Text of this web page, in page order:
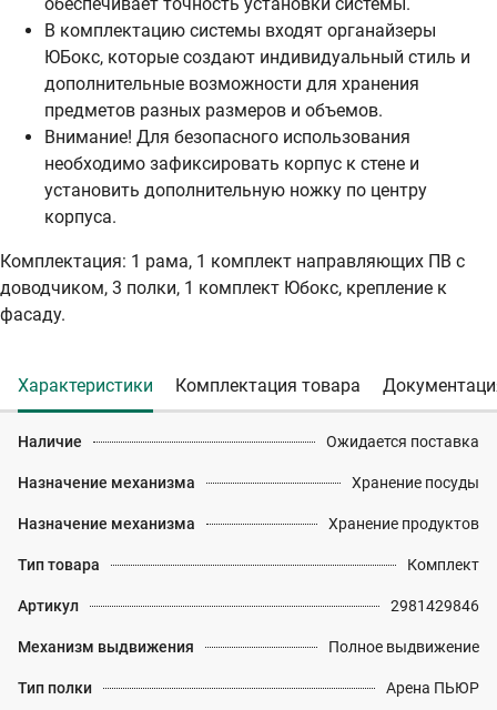
В комплектацию системы входят органайзеры
ЮБокс, которые создают индивидуальный стиль и
дополнительные возможности для хранения
предметов разных размеров и объемов.
Внимание! Для безопасного использования
необходимо зафиксировать корпус к стене и
установить дополнительную ножку по центру
корпуса.
Комплектация: 1 рама, 1 комплект направляющих ПВ с
доводчиком, 3 полки, 1 комплект Юбокс, крепление к
фасаду.
Характеристики Комплектация товара
Наличие Ожидается поставка
Назначение механизма Хранение посуды
Назначение механизма Хранение продуктов
Тип товара Комплект
Артикул 2981429846
Механизм выдвижения Полное выдвижение
Тип полки Арена ПЬЮР